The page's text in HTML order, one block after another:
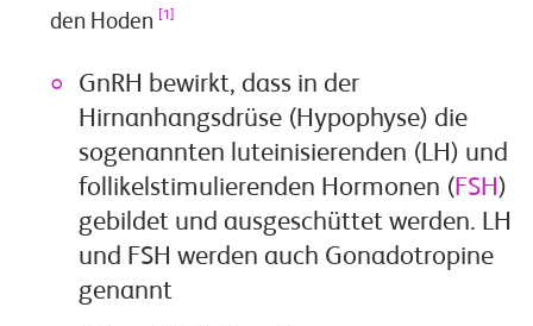
den Hoden
[1]
GnRH bewirkt, dass in der
Hirnanhangsdrüse (Hypophyse) die
sogenannten luteinisierenden (LH) und
follikelstimulierenden Hormonen (FSH )
gebildet und ausgeschüttet werden. LH
und FSH werden auch Gonadotropine
genannt